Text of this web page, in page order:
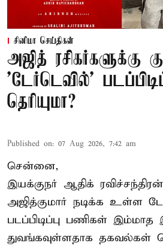
சினிமா செய்திகள்
அஜித் ரசிகர்களுக்கு
'டேர்டெவில்'
தெரியுமா?
Published on: 07 Aug 2026, 7:42 am
சென்னை,
இயக்குநர் ஆதிக்
அஜித்குமார் நடிக்க உள்ள
படப்பிடிப்பு பணிகள் இம்மாத
துவங்கவுள்ளதாக தகவல்கள்